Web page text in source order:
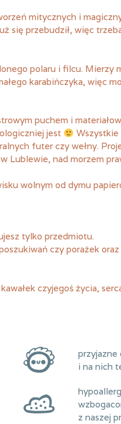
mitycznych i
się przebudził, więc
polaru i filcu. Mierzy
karabińczyka, więc
puchem i
jest
Wszystkie
futer czy wełny.
Lublewie, nad morzem
wolnym od dymu
tylko przedmiotu.
czy porażek
czyjegoś życia,
przyjazne
i na nich
z naszej